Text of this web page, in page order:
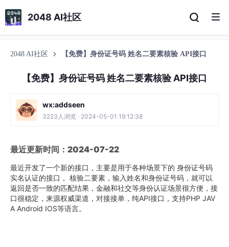
2048 AI社区
2048 AI社区 【免费】身份证号码 姓名二要素核验 API接口
【免费】身份证号码 姓名二要素核验 API接口
wx:addseen
3223人浏览 · 2024-05-01 19:12:38
最近更新时间：2024-07-22
最近开发了一个新的接口，主要是用于各种场景下的 身份证号码
实名认证的接口， 核验二要素，输入姓名和身份证号码，就可以
返回是否一致的匹配结果，金融和社交等身份认证场景很方便，接
口很稳定，来源权威渠道，对接接单，纯API接口，支持PHP JAV
A Android IOS等语言。